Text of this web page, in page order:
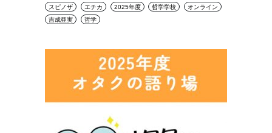
スピノザ エチカ 2025年度 哲学学校
オンライン
吉成亜実
哲学